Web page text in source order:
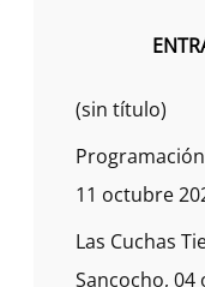
(sin título)
11 octubre
Las Cuchas
Sancocho, 04